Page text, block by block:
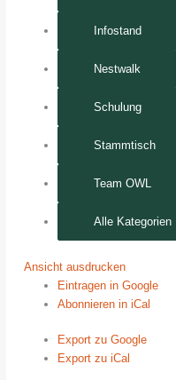
Infostand
Nestwalk
Schulung
Stammtisch
Team OWL
Alle Kategorien
Ansichtausdrucken
Eintragen inGoogle
Abonnieren iniCal
Export zuGoogle
Export zuiCal